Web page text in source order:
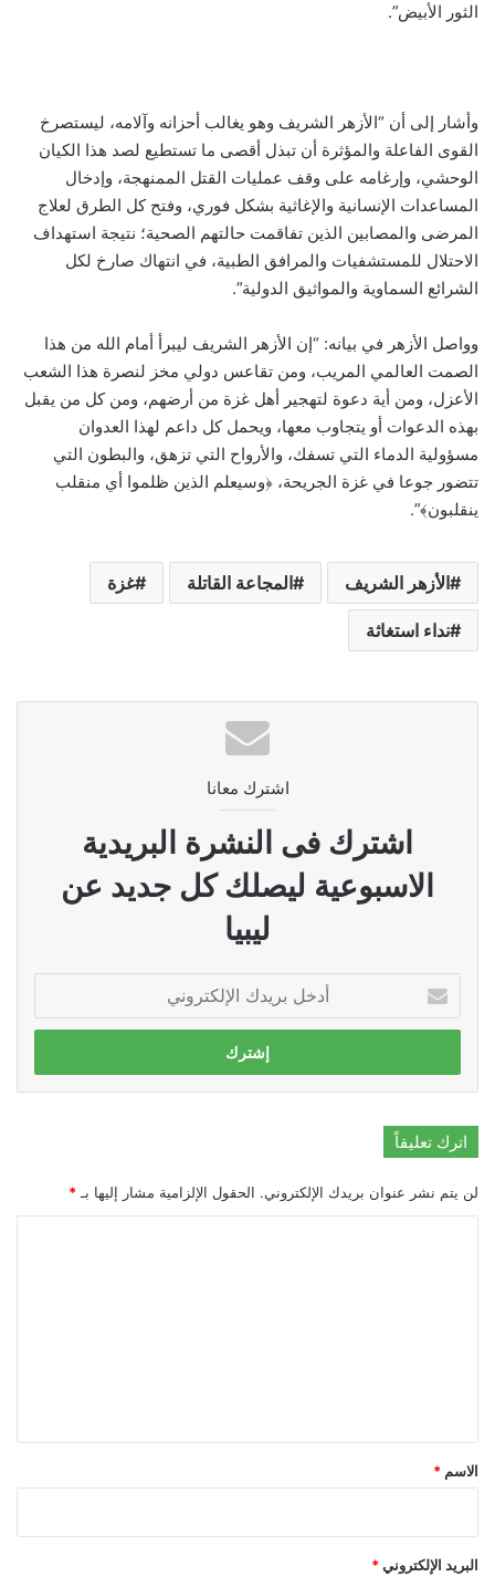
الثور الأبيض”. ‏
وأشار إلى أن “الأزهر الشريف وهو يغالب أحزانه وآلامه، ليستصرخ
القوى الفاعلة والمؤثرة أن تبذل أقصى ما تستطيع ‏لصد هذا الكيان
الوحشي، وإرغامه على وقف عمليات القتل الممنهجة، وإدخال
المساعدات الإنسانية ‏والإغاثية بشكل فوري، وفتح كل الطرق لعلاج
المرضى والمصابين الذين تفاقمت حالتهم الصحية؛ نتيجة ‏استهداف
الاحتلال للمستشفيات والمرافق الطبية، في انتهاك صارخ لكل
الشرائع السماوية والمواثيق الدولية”.‏
وواصل الأزهر في بيانه: “إن الأزهر الشريف ليبرأ أمام الله من هذا
الصمت العالمي المريب، ومن تقاعس دولي مخز لنصرة ‏هذا الشعب
الأعزل، ومن أية دعوة لتهجير أهل غزة من أرضهم، ومن كل من يقبل
بهذه الدعوات أو يتجاوب معها، ويحمل كل داعم لهذا العدوان
مسؤولية الدماء التي تسفك، والأرواح التي تزهق، ‏والبطون التي
تتضور جوعا في غزة الجريحة، ﴿وسيعلم الذين ظلموا أي منقلب
ينقلبون﴾”.‏
الأزهر الشريف المجاعة ‏القاتلة غزة
نداء استغاثة
اشترك معانا
اشترك فى النشرة البريدية
الاسبوعية ليصلك كل جديد عن
ليبيا
بريدك
الإلكتروني
اترك تعليقاً
لن يتم نشر عنوان بريدك الإلكتروني. الحقول الإلزامية مشار إليها بـ *
*
الاسم *
البريد الإلكتروني *